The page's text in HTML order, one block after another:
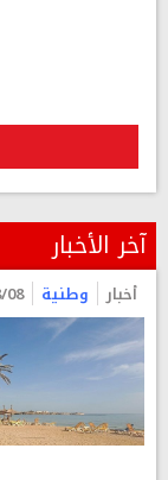
آخر الأخبار
أخبار وطنية